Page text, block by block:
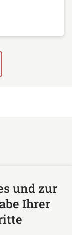
und zur
Ihrer